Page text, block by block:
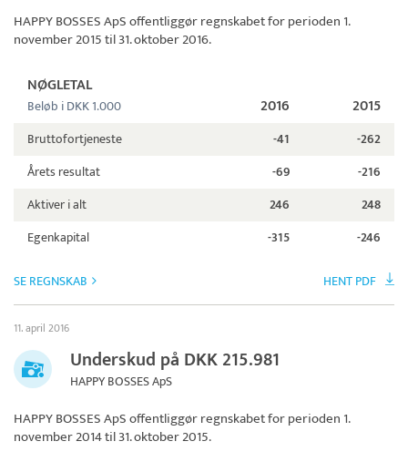
HAPPY BOSSES ApSoffentliggør regnskabet for perioden 1.
november 2015 til 31. oktober 2016.
NØGLETAL
Beløb i DKK 1.000 2016 2015
Bruttofortjeneste -41
-262
Årets resultat
-69
-216
Aktiver i alt
246
248
Egenkapital
-315 -246
SE REGNSKAB HENT PDF
11. april 2016
Underskud på DKK 215.981
HAPPY BOSSES ApS
HAPPY BOSSES ApSoffentliggør regnskabet for perioden 1.
november 2014 til 31. oktober 2015.